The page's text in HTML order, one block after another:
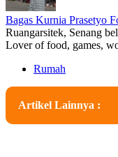
Bagas Kurnia Prasetyo
Ruangarsitek, Senang
Lover of food, games,
Rumah
Artikel Lainnya :